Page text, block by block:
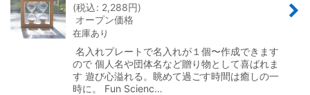
(税込: 2,288円)
オープン価格
在庫あり
名入れプレートで名入れが１個〜作成できます
ので 個人名や団体名など贈り物として喜ばれま
す 遊び心溢れる。眺めて過ごす時間は癒しの一
時に。 Fun Scienc…